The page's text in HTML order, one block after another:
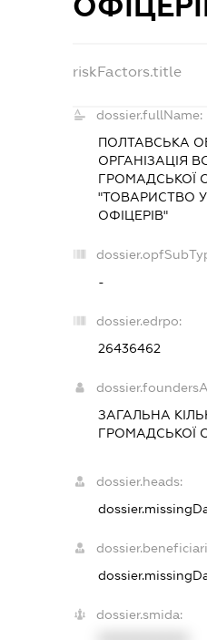
riskFactors.title
dossier.fullName:
ПОЛТАВСЬКА
ОРГАНІЗАЦІЯ
ГРОМАДСЬКОЇ
"ТОВАРИСТВО
ОФІЦЕРІВ"
-
dossier.edrpo:
26436462
ЗАГАЛЬНА
ГРОМАДСЬКОЇ
dossier.heads:
dossier.smida: